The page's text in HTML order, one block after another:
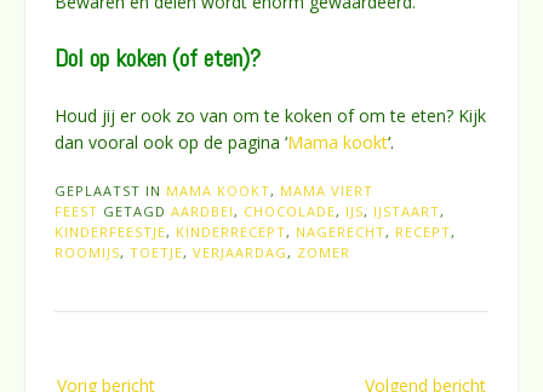
Dol op koken (of eten)?
Houd jij er ook zo van om te koken of om te eten? Kijk
dan vooral ook op de pagina ‘Mama kookt‘.
GEPLAATST IN MAMA KOOKT, MAMA VIERT
FEEST GETAGD AARDBEI , CHOCOLADE, IJS, IJSTAART,
KINDERFEESTJE, KINDERRECEPT, NAGERECHT, RECEPT,
ROOMIJS, TOETJE, VERJAARDAG , ZOMER
Vorig bericht Volgend bericht